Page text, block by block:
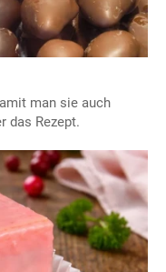
man sie auch
das Rezept.